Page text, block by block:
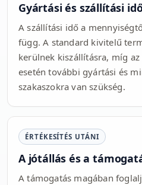
Gyártási és szállítási
A szállítási idő a
függ. A standard kivitelű
kerülnek kiszállításra, míg
esetén további gyártási és
szakaszokra van szükség.
ÉRTÉKESÍTÉS UTÁNI
A jótállás és a
A támogatás magában